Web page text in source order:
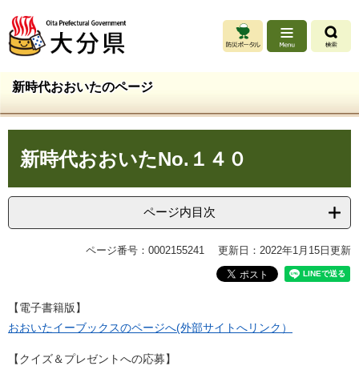
ジ
先
ュ
を
新時代おおいたのページ
新時代おおいたNo.１４０
ページ内目次
ページ番号：0002155241 更新日：2022年1月15日更新
【電子書籍版】
おおいたイーブックスのページへ(外部サイトへリンク）
【クイズ＆プレゼントへの応募】